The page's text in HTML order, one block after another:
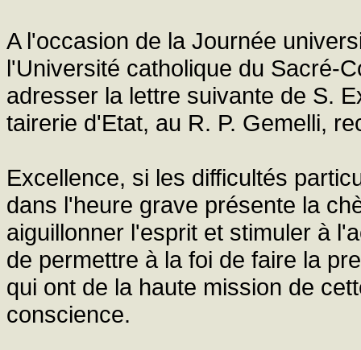
A l'occasion de la Journée
l'Université catholique du Sacré-
adresser la lettre suivante de S.
tairerie d'Etat, au R. P. Gemelli,
Excellence, si les difficultés
dans l'heure grave présente la
aiguillonner l'esprit et stimuler à
de permettre à la foi de faire la
qui ont de la haute mission de
conscience.